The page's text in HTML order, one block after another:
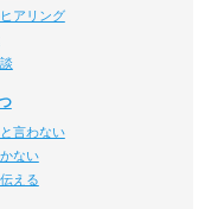
アリング
言わない
ない
える